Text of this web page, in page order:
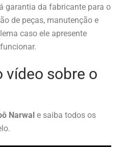
garantia da fabricante para o
de peças, manutenção e
caso ele apresente
vídeo sobre o
Narwal e saiba todos os